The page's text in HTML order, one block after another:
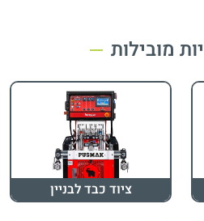
מובילות
ציוד כבד לבניין